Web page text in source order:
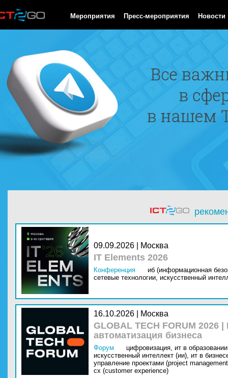
Мероприятия Пресс-мероприятия Новости
09.09.2026 | Москва
IT Elements 2026
Конференция
иб (информационная
сетевые технологии, искусственный
16.10.2026 | Москва
GLOBAL TECH FORUM
автоматизация бизнеса
Форум цифровизация, ит в
искусственный интеллект (ии), ит в
управление проектами (project
cx (customer experience)